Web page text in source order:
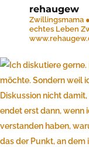
rehaugew
Zwillingsmama
echtes Leben